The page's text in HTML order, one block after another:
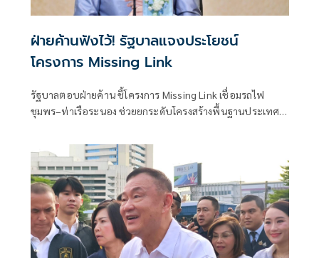
ฝ่ายค้านฟังไว้! รัฐบาลแจงประโยชน์
โครงการ Missing Link
รัฐบาลตอบฝ่ายค้าน ชี้โครงการ Missing Link เชื่อมรถไฟ
ชุมพร–ท่าเรือระนอง ช่วยยกระดับโครงสร้างพื้นฐานประเทศ
เสนอทุกฝ่าย